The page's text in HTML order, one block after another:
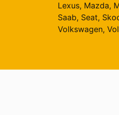
Lexus, Mazda,
Saab, Seat,
Volkswagen,